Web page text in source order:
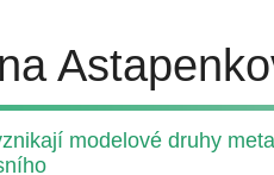
modelové druhy